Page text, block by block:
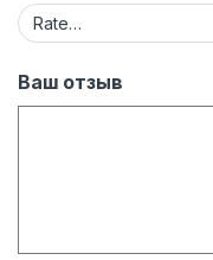
Ваш отзыв